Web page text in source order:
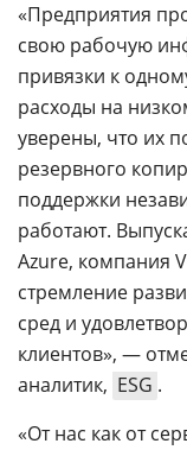
«Предприятия
свою рабочую
привязки к
расходы на
уверены, что их
резервного
поддержки
работают.
Azure, компания
стремление
сред и
клиентов», —
аналитик, ESG .
«От нас как от